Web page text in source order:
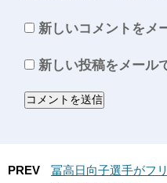
新しいコメントをメ
新しい投稿をメール
PREV
冨高日向子選手がフ